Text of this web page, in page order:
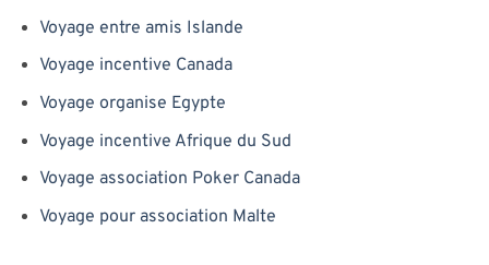
Voyage entre amis Islande
Voyage incentive Canada
Voyage organise Egypte
Voyage incentive Afrique du Sud
Voyage association Poker Canada
Voyage pour association Malte